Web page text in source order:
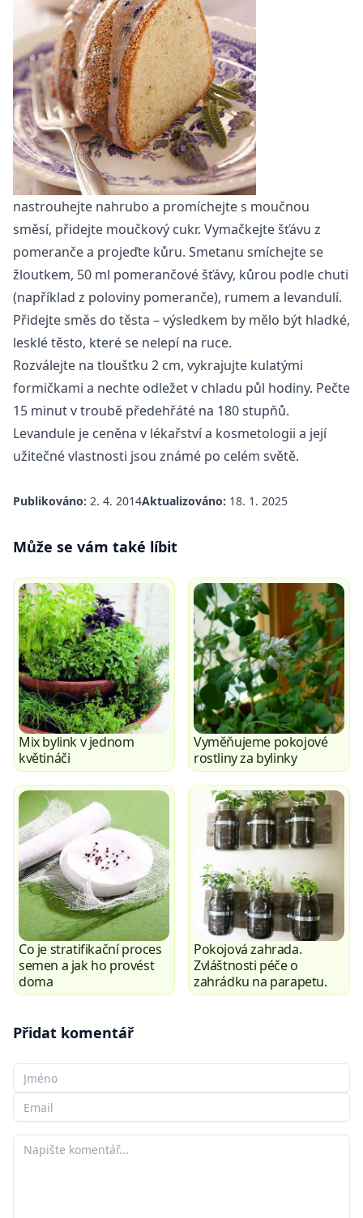
nastrouhejte nahrubo a promíchejte s moučnou
směsí, přidejte moučkový cukr. Vymačkejte šťávu z
pomeranče a projeďte kůru. Smetanu smíchejte se
žloutkem, 50 ml pomerančové šťávy, kůrou podle chuti
(například z poloviny pomeranče), rumem a levandulí.
Přidejte směs do těsta – výsledkem by mělo být hladké,
lesklé těsto, které se nelepí na ruce.
Rozválejte na tloušťku 2 cm, vykrajujte kulatými
formičkami a nechte odležet v chladu půl hodiny. Pečte
15 minut v troubě předehřáté na 180 stupňů.
Levandule je ceněna v lékařstvía kosmetologii a její
užitečné vlastnosti jsou známé po celém světě.
Publikováno: 2. 4. 2014Aktualizováno: 18. 1. 2025
Může se vám také líbit
Mix bylink v jednom
květináči
Vyměňujeme pokojové
rostliny za bylinky
Co je stratifikační proces
semen a jak ho provést
doma
Pokojová zahrada.
Zvláštnosti péče o
zahrádku na parapetu.
Přidat komentář
Vaše jméno
Váš e-mail
Váš komentář